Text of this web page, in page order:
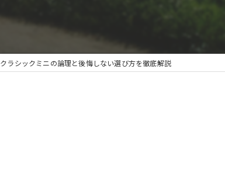
クラシックミニの論理と後悔しない選び方を徹底解説